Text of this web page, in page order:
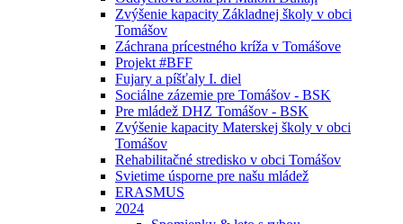
Zvýšenie kapacity Základnej školy v obci
Tomášov
Záchrana prícestného kríža v Tomášove
Projekt #BFF
Fujary a píšťaly I. diel
Sociálne zázemie pre Tomášov - BSK
Pre mládež DHZ Tomášov - BSK
Zvýšenie kapacity Materskej školy v obci
Tomášov
Rehabilitačné stredisko v obci Tomášov
Svietime úsporne pre našu mládež
ERASMUS
2024